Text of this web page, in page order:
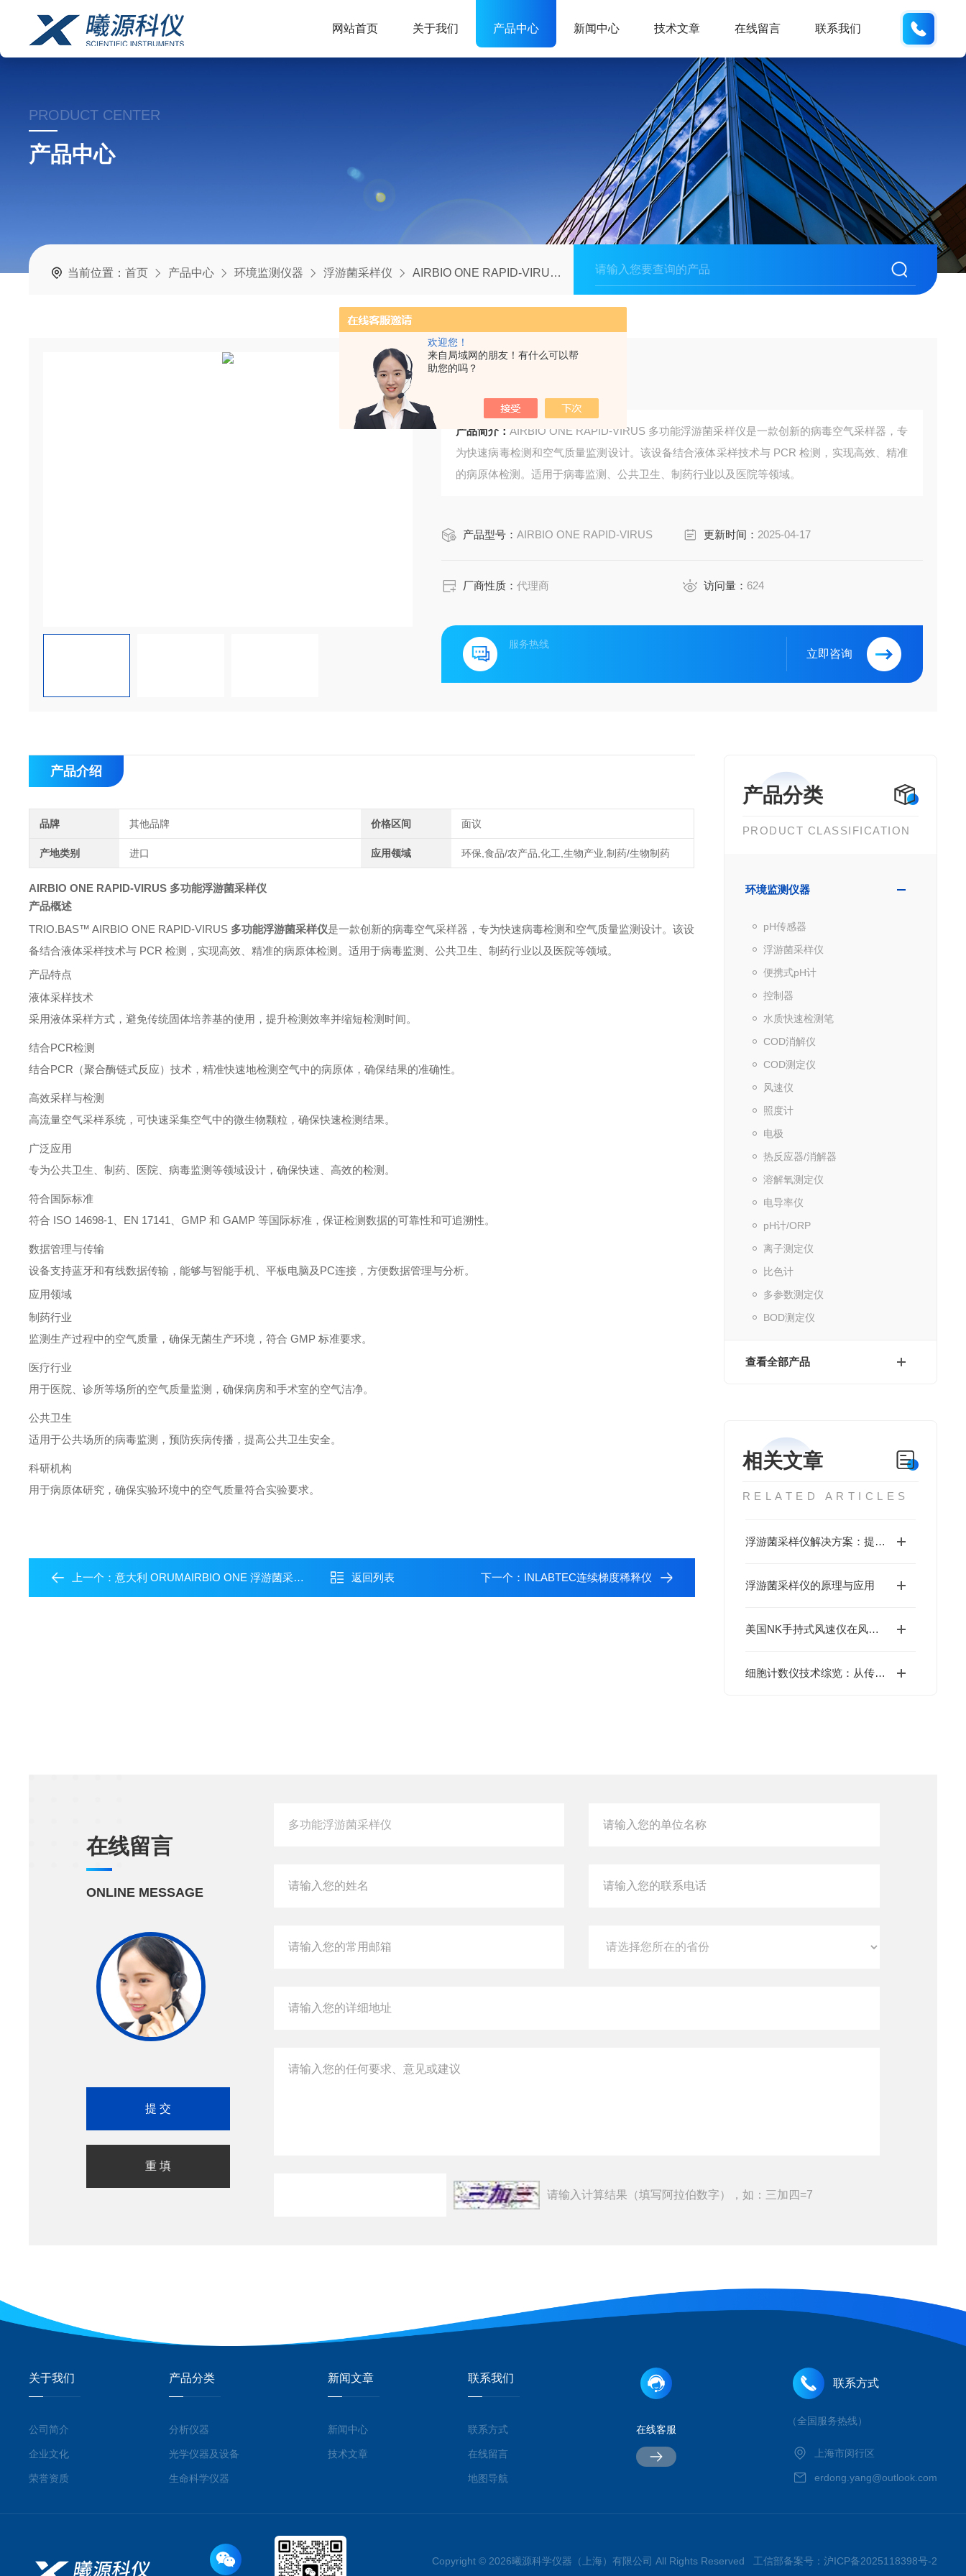
欢迎您！
来自局域网的朋友！有什么可以帮
助您的吗？
网站首页 关于我们 产品中心 新闻中心 技术文章 在线留言 联系我们
PRODUCT CENTER
产品中心
当前位置：首页 产品中心 环境监测仪器 浮游菌采样仪 AIRBIO ONE RAPID-VIRUS多功能浮游菌采样仪
产品简介：AIRBIO ONE RAPID-VIRUS 多功能浮游菌采样仪是一款创新的病毒空气采样器，专
为快速病毒检测和空气质量监测设计。该设备结合液体采样技术与 PCR 检测，实现高效、精准
的病原体检测。适用于病毒监测、公共卫生、制药行业以及医院等领域。
产品型号：AIRBIO ONE RAPID-VIRUS 更新时间： 2025-04-17
厂商性质：代理商 访问量： 624
服务热线
立即咨询
产品分类
PRODUCT CLASSIFICATION
环境监测仪器
pH传感器
浮游菌采样仪
便携式pH计
控制器
水质快速检测笔
COD消解仪
COD测定仪
风速仪
照度计
电极
热反应器/消解器
溶解氧测定仪
电导率仪
pH计/ORP
离子测定仪
比色计
多参数测定仪
BOD测定仪
查看全部产品
相关文章
RELATED ARTICLES
浮游菌采样仪解决方案：提升空气质量监测与公共卫生安全
浮游菌采样仪的原理与应用
美国NK手持式风速仪在风机叶片巡检中的实时功率预测实践
细胞计数仪技术综览：从传统到前沿
产品介绍
品牌 其他品牌 价格区间 面议
产地类别 进口 应用领域 环保,食品/农产品,化工,生物产业,制药/生物制药
AIRBIO ONE RAPID-VIRUS 多功能浮游菌采样仪
产品概述
TRIO.BAS™ AIRBIO ONE RAPID-VIRUS 多功能浮游菌采样仪是一款创新的病毒空气采样器，专为快速病毒检测和空气质量监测设计。该设
备结合液体采样技术与 PCR 检测，实现高效、精准的病原体检测。适用于病毒监测、公共卫生、制药行业以及医院等领域。
产品特点
液体采样技术
采用液体采样方式，避免传统固体培养基的使用，提升检测效率并缩短检测时间。
结合PCR检测
结合PCR（聚合酶链式反应）技术，精准快速地检测空气中的病原体，确保结果的准确性。
高效采样与检测
高流量空气采样系统，可快速采集空气中的微生物颗粒，确保快速检测结果。
广泛应用
专为公共卫生、制药、医院、病毒监测等领域设计，确保快速、高效的检测。
符合国际标准
符合 ISO 14698-1、EN 17141、GMP 和 GAMP 等国际标准，保证检测数据的可靠性和可追溯性。
数据管理与传输
设备支持蓝牙和有线数据传输，能够与智能手机、平板电脑及PC连接，方便数据管理与分析。
应用领域
制药行业
监测生产过程中的空气质量，确保无菌生产环境，符合 GMP 标准要求。
医疗行业
用于医院、诊所等场所的空气质量监测，确保病房和手术室的空气洁净。
公共卫生
适用于公共场所的病毒监测，预防疾病传播，提高公共卫生安全。
科研机构
用于病原体研究，确保实验环境中的空气质量符合实验要求。
上一个：意大利 ORUMAIRBIO ONE 浮游菌采样仪 返回列表 下一个： INLABTEC连续梯度稀释仪
在线留言
ONLINE MESSAGE
请输入计算结果（填写阿拉伯数字），如：三加四=7
关于我们
公司简介
企业文化
荣誉资质
产品分类
分析仪器
光学仪器及设备
生命科学仪器
新闻文章
新闻中心
技术文章
联系我们
联系方式
在线留言
地图导航
在线客服
联系方式
（全国服务热线）
上海市闵行区
erdong.yang@outlook.com
Copyright © 2026曦源科学仪器（上海）有限公司 All Rights Reserved 工信部备案号： 沪ICP备2025118398号-2